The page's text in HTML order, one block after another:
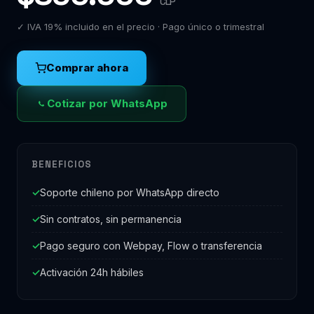
✓ IVA 19% incluido en el precio · Pago único o trimestral
Comprar ahora
Cotizar por WhatsApp
BENEFICIOS
Soporte chileno por WhatsApp directo
Sin contratos, sin permanencia
Pago seguro con Webpay, Flow o transferencia
Activación 24h hábiles